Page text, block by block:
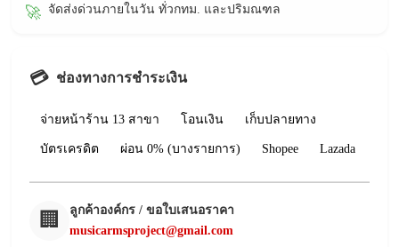
🚀 จัดส่งด่วนภายในวัน ทั่วกทม. และปริมณฑล
💳 ช่องทางการชำระเงิน
จ่ายหน้าร้าน 13 สาขา โอนเงิน เก็บปลายทาง
บัตรเครดิต ผ่อน 0% (บางรายการ) Shopee Lazada
🏢
ลูกค้าองค์กร / ขอใบเสนอราคา
musicarmsproject@gmail.com